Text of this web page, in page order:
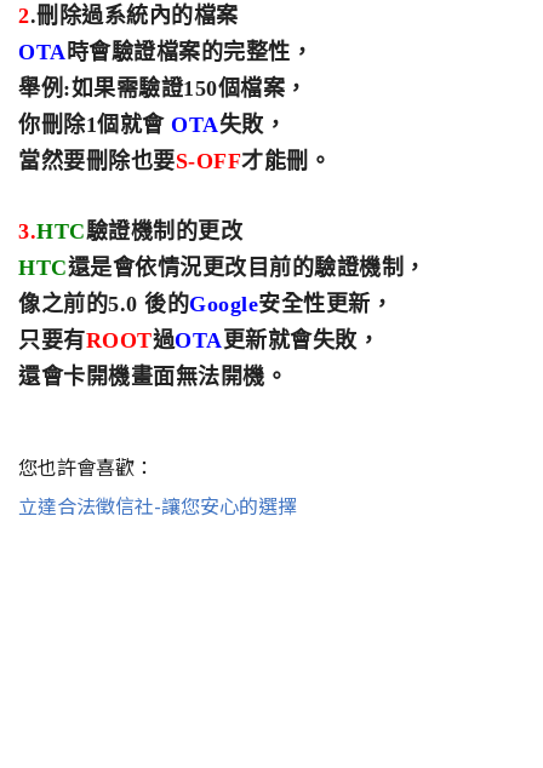
2.刪除過系統內的檔案
OTA 時會驗證檔案的完整性 ，
舉例:如果需驗證150個檔案 ，
你刪除1個就會 OTA失敗 ，
當然要刪除也要S-OFF才能刪 。
3.HTC驗證機制的更改
HTC還是會依情況更改目前的驗證機制 ，
像之前的5.0 後的Google安全性更新 ，
只要有ROOT過OTA更新就會失敗，
還會卡開機畫面無法開機。
您也許會喜歡：
立達合法徵信社-讓您安心的選擇